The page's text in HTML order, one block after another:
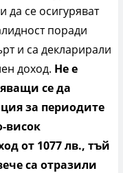
да се осигуряват
поради
и са декларирали
доход. Не е
се да
за периодите
висок
от 1077лв., тъй
са отразили